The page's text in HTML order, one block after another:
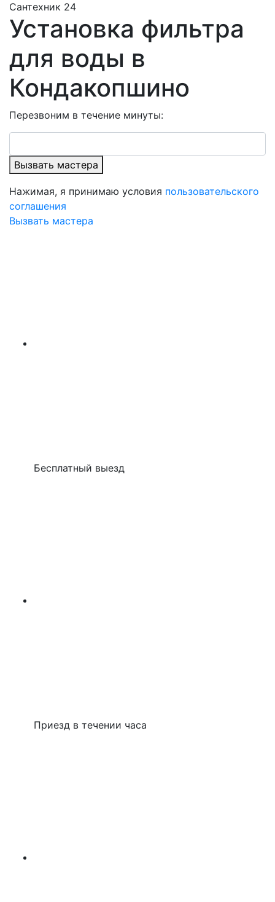
Сантехник 24
Установка фильтра
для воды в
Кондакопшино
Перезвоним в течение минуты:
Вызвать мастера
Нажимая, я принимаю условия пользовательского
соглашения
Вызвать мастера
Бесплатный выезд
Приезд в течении часа